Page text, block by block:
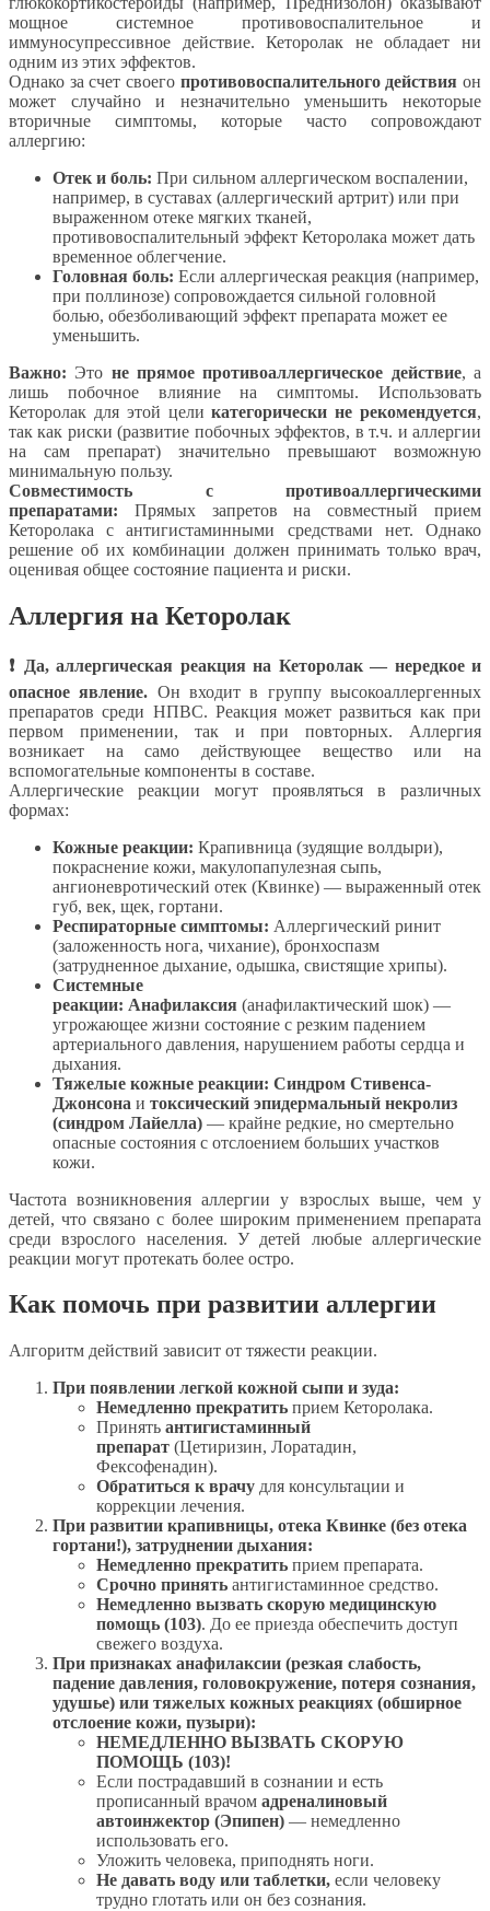
мощное системное противовоспалительное и
иммуносупрессивное действие. Кеторолак не обладает ни
одним из этих эффектов.
Однако за счет своего противовоспалительного действия он
может случайно и незначительно уменьшить некоторые
вторичные симптомы, которые часто сопровождают
аллергию:
Отек и боль: При сильном аллергическом воспалении,
например, в суставах (аллергический артрит) или при
выраженном отеке мягких тканей,
противовоспалительный эффект Кеторолака может дать
временное облегчение.
Головная боль: Если аллергическая реакция (например,
при поллинозе) сопровождается сильной головной
болью, обезболивающий эффект препарата может ее
уменьшить.
Важно: Это не прямое противоаллергическое действие, а
лишь побочное влияние на симптомы. Использовать
Кеторолак для этой целикатегорически не рекомендуется,
так как риски (развитие побочных эффектов, в т.ч. и аллергии
на сам препарат) значительно превышают возможную
минимальную пользу.
Совместимость с противоаллергическими
препаратами: Прямых запретов на совместный прием
Кеторолака с антигистаминными средствами нет. Однако
решение об их комбинации должен принимать только врач,
оценивая общее состояние пациента и риски.
Аллергия на Кеторолак
❗ Да, аллергическая реакция на Кеторолак — нередкое и
опасное явление. Он входит в группу высокоаллергенных
препаратов среди НПВС. Реакция может развиться как при
первом применении, так и при повторных. Аллергия
возникает на само действующее вещество или на
вспомогательные компоненты в составе.
Аллергические реакции могут проявляться в различных
формах:
Кожные реакции: Крапивница (зудящие волдыри),
покраснение кожи, макулопапулезная сыпь,
ангионевротический отек (Квинке) — выраженный отек
губ, век, щек, гортани.
Респираторные симптомы: Аллергический ринит
(заложенность нога, чихание), бронхоспазм
(затрудненное дыхание, одышка, свистящие хрипы).
Системные
реакции: Анафилаксия (анафилактический шок) —
угрожающее жизни состояние с резким падением
артериального давления, нарушением работы сердца и
дыхания.
Тяжелые кожные реакции: Синдром Стивенса-
Джонсона и токсический эпидермальный некролиз
(синдром Лайелла) — крайне редкие, но смертельно
опасные состояния с отслоением больших участков
кожи.
Частота возникновения аллергии у взрослых выше, чем у
детей, что связано с более широким применением препарата
среди взрослого населения. У детей любые аллергические
реакции могут протекать более остро.
Как помочь при развитии аллергии
Алгоритм действий зависит от тяжести реакции.
При появлении легкой кожной сыпи и зуда:
Немедленно прекратить прием Кеторолака.
Принять антигистаминный
препарат (Цетиризин, Лоратадин,
Фексофенадин).
Обратиться к врачу для консультации и
коррекции лечения.
При развитии крапивницы, отека Квинке (без отека
гортани!), затруднении дыхания:
Немедленно прекратить прием препарата.
Срочно принять антигистаминное средство.
Немедленно вызвать скорую медицинскую
помощь (103). До ее приезда обеспечить доступ
свежего воздуха.
При признаках анафилаксии (резкая слабость,
падение давления, головокружение, потеря сознания,
удушье) или тяжелых кожных реакциях (обширное
отслоение кожи, пузыри):
НЕМЕДЛЕННО ВЫЗВАТЬ СКОРУЮ
ПОМОЩЬ (103)!
Если пострадавший в сознании и есть
прописанный врачом адреналиновый
автоинжектор (Эпипен) — немедленно
использовать его.
Уложить человека, приподнять ноги.
Не давать воду или таблетки, если человеку
трудно глотать или он без сознания.